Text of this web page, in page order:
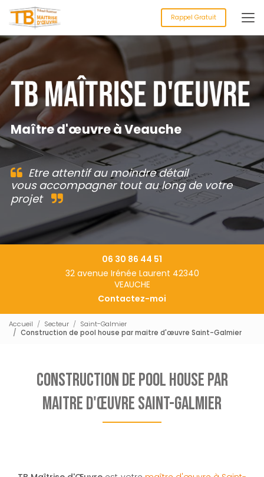
au
contenu
principal
Rappel Gratuit
Maître d'œuvre à Veauche
Etre attentif au moindre détail
vous accompagner tout au long de votre
projet
06 30 86 44 51
32 avenue Irénée Laurent 42340
VEAUCHE
Contactez-moi
Accueil Secteur
Saint-Galmier
Construction de pool house par maitre d'œuvre Saint-Galmier
Construction de pool house par
maitre d'œuvre Saint-Galmier